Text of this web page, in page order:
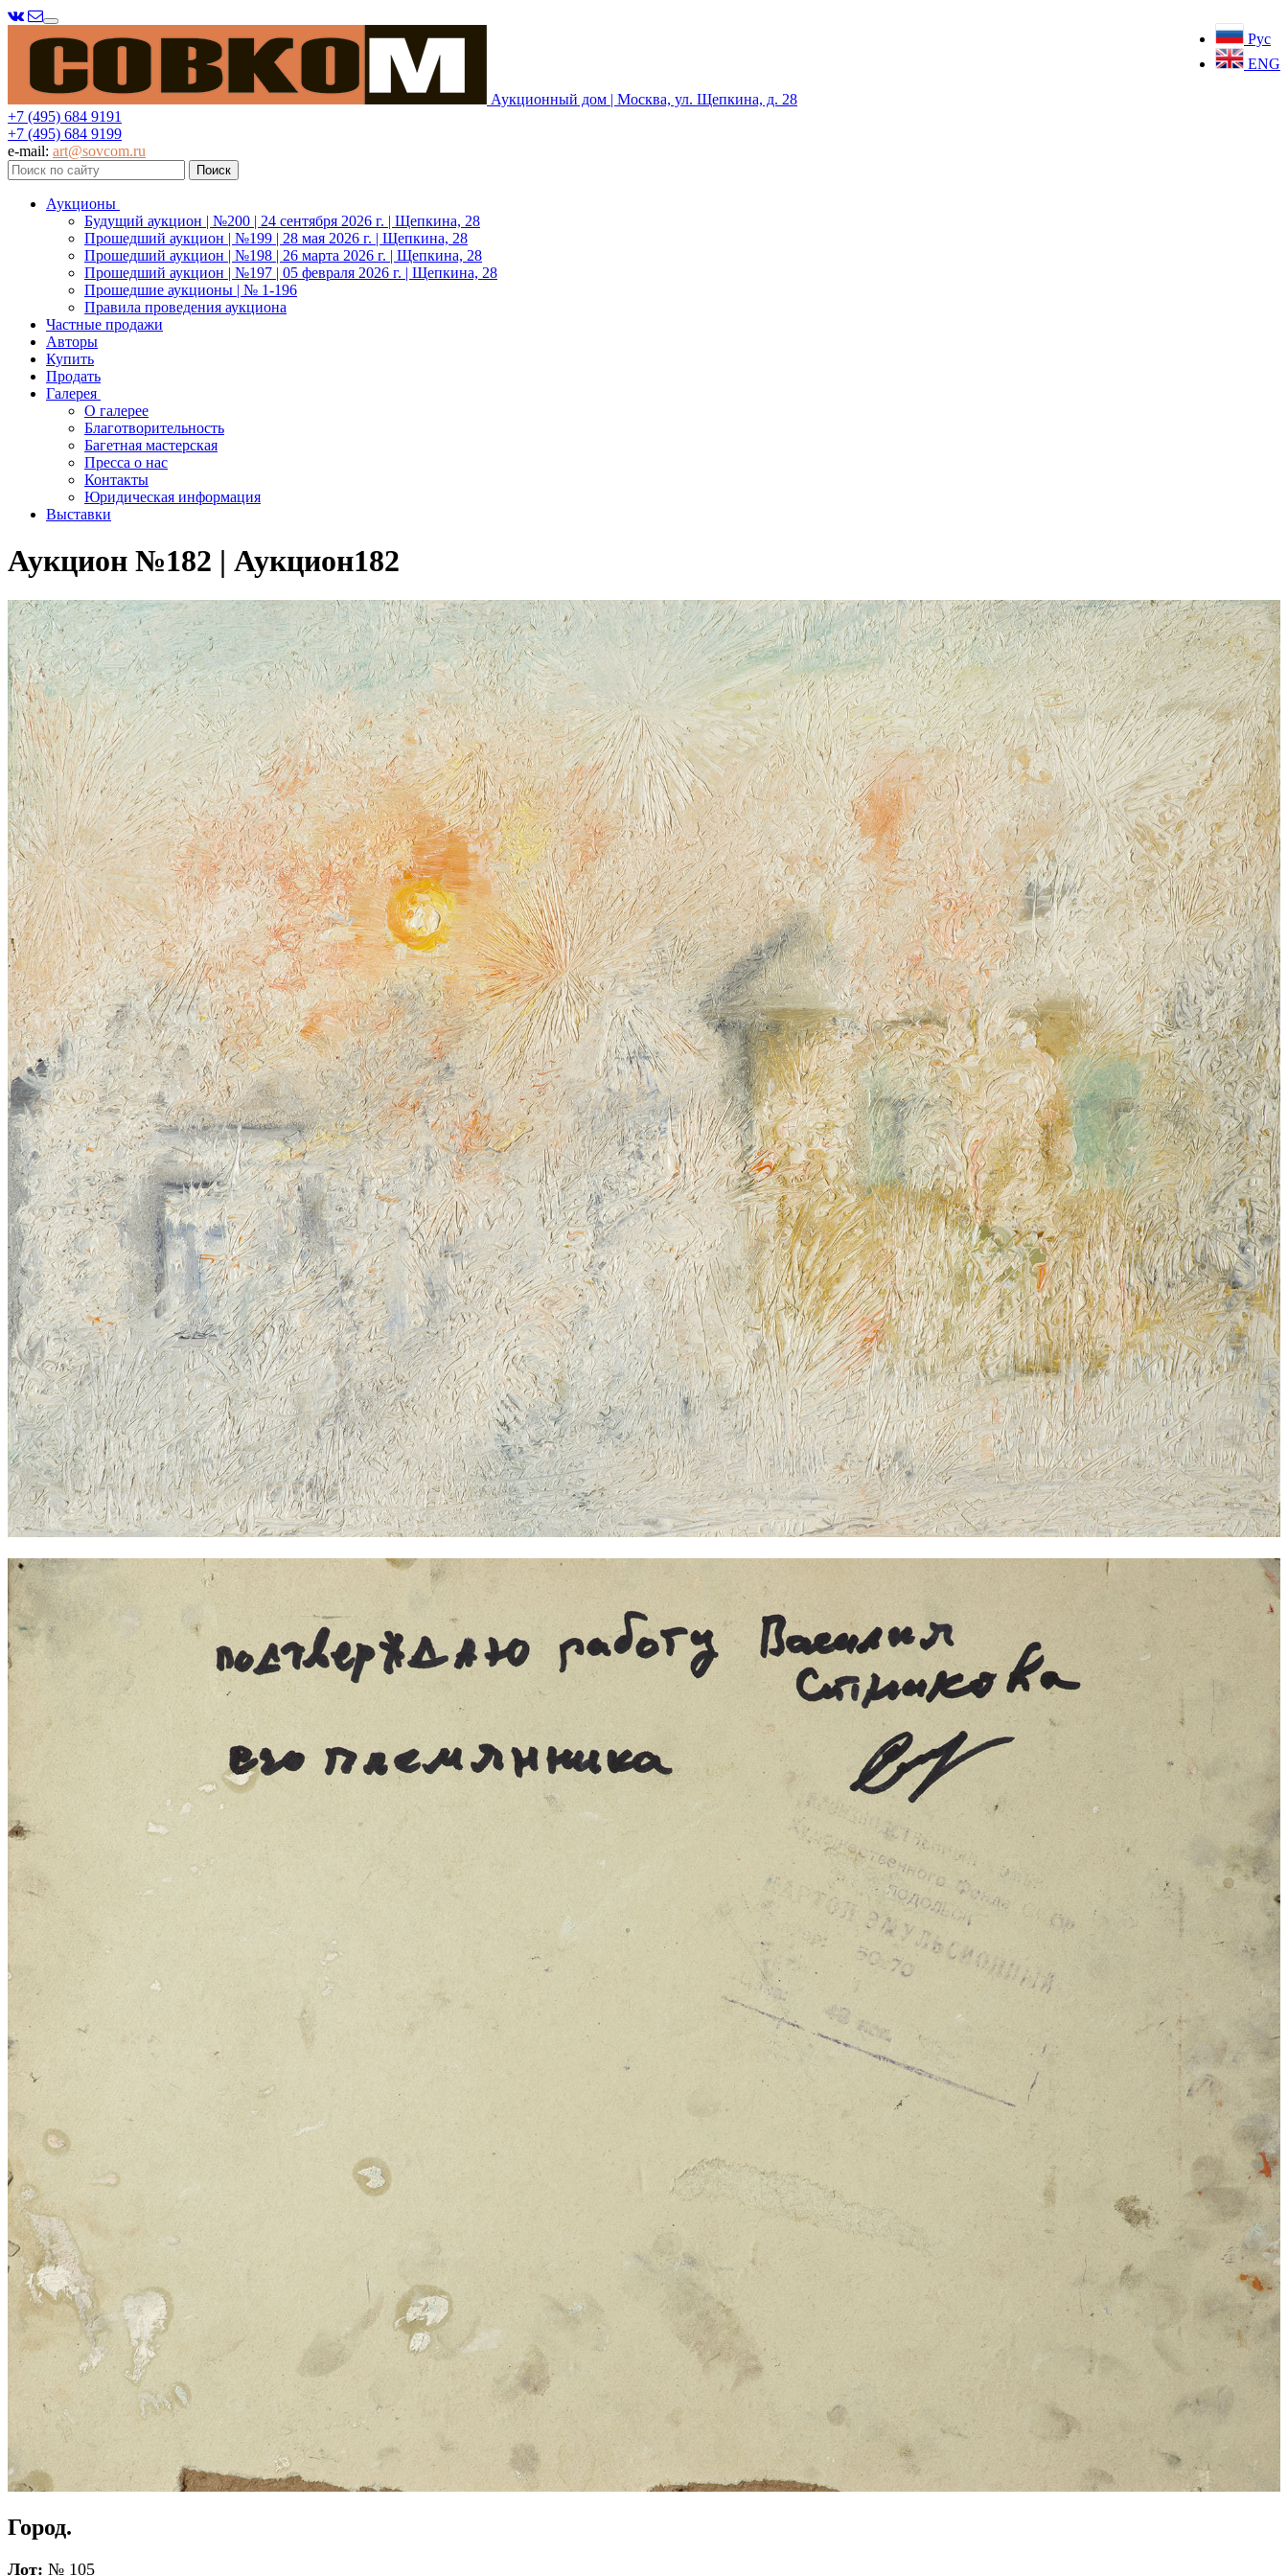
Рус
ENG
Меню
Аукционный дом | Москва, ул. Щепкина, д. 28
+7 (495) 684 9191
+7 (495) 684 9199
e-mail: art@sovcom.ru
Аукционы
Будущий аукцион | №200 | 24 сентября 2026 г. | Щепкина, 28
Прошедший аукцион | №199 | 28 мая 2026 г. | Щепкина, 28
Прошедший аукцион | №198 | 26 марта 2026 г. | Щепкина, 28
Прошедший аукцион | №197 | 05 февраля 2026 г. | Щепкина, 28
Прошедшие аукционы | № 1-196
Правила проведения аукциона
Частные продажи
Авторы
Купить
Продать
Галерея
О галерее
Благотворительность
Багетная мастерская
Пресса о нас
Контакты
Юридическая информация
Выставки
Аукцион №182 | Аукцион182
Город.
Лот: № 105